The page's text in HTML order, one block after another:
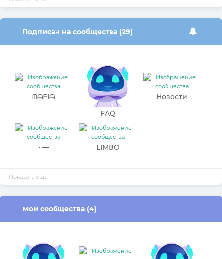
Подписан на сообщества (29)
ᗰᗩᖴIᗩ
FAQ
Новости
• —
LIMBO
Показать ещё
Мои сообщества (4)